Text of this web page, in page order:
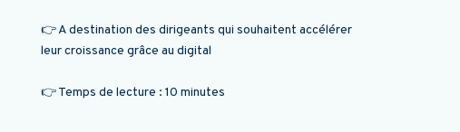
👉 A destination des dirigeants qui souhaitent accélérer
leur croissance grâce au digital
👉 Temps de lecture : 10 minutes